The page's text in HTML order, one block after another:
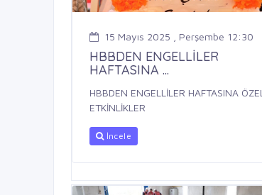
15 Mayıs 2025 , Perşembe 12:30
HBBDEN ENGELLİLER
HAFTASINA ...
HBBDEN ENGELLİLER HAFTASINA ÖZEL
ETKİNLİKLER
İncele